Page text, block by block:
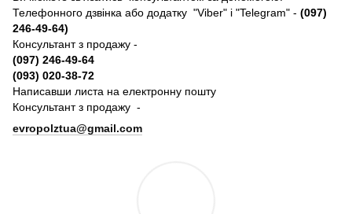
Телефонного дзвінка або додатку "Viber" і "Telegram" - (097)
246-49-64)
Консультант з продажу -
(097) 246-49-64
(093) 020-38-72
Написавши листа на електронну пошту
Консультант з продажу -
evropolztua@gmail.com